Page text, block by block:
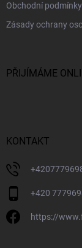
Obchodní podmínky
Zásady ochrany
PŘIJÍMÁME
KONTAKT
+420
https://